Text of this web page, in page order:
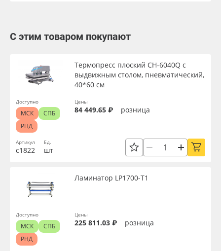
С этим товаром покупают
Артикул
с1822
Термопресс плоский CH-6040Q с
выдвижным столом, пневматический,
40*60 см
Ед.
шт
Цены
84 449.65 ₽ розница
Доступно
МСК
СПБ
РНД
Ламинатор LP1700-T1
Цены
225 811.03 ₽ розница
Доступно
МСК
СПБ
РНД